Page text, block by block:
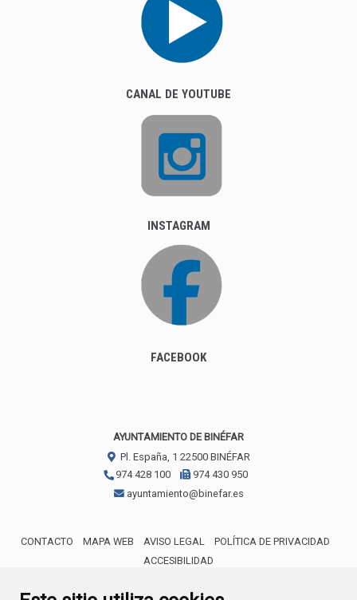
CANAL DE YOUTUBE
INSTAGRAM
FACEBOOK
AYUNTAMIENTO DE BINÉFAR
Pl. España, 1 22500 BINÉFAR
974 428 100
974 430 950
ayuntamiento@binefar.es
CONTACTO MAPA WEB AVISO LEGAL
POLÍTICA DE PRIVACIDAD
ACCESIBILIDAD